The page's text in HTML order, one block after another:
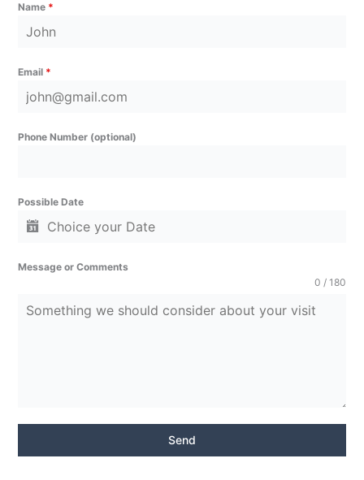
Name *
Email *
Phone Number (optional)
Possible Date
Message or Comments
0 / 180
Send